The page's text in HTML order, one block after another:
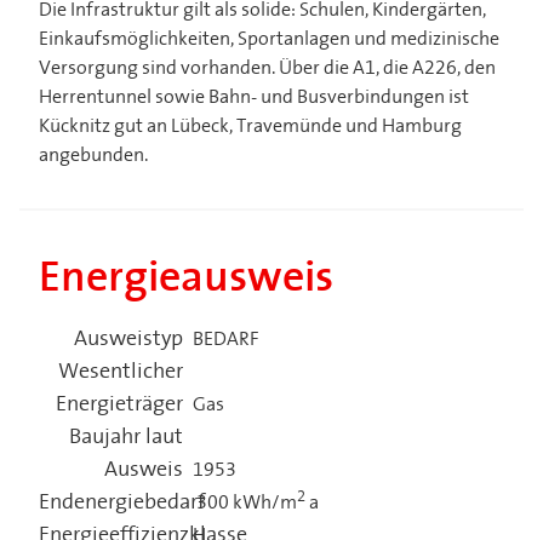
Die Infrastruktur gilt als solide: Schulen, Kindergärten,
Einkaufsmöglichkeiten, Sportanlagen und medizinische
Versorgung sind vorhanden. Über die A1, die A226, den
Herrentunnel sowie Bahn- und Busverbindungen ist
Kücknitz gut an Lübeck, Travemünde und Hamburg
angebunden.
Energieausweis
Ausweistyp BEDARF
Wesentlicher
Energieträger Gas
Baujahr laut
Ausweis
1953
Endenergiebedarf300 kWh/m2a
Energieeffizienzklasse